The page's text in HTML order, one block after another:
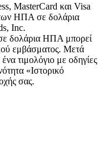
MasterCard και Visa
ΗΠΑ σε δολάρια
Inc.
δολάρια ΗΠΑ μπορεί
εμβάσματος. Μετά
τιμολόγιο με οδηγίες
«Ιστορικό
σας.